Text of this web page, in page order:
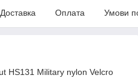
Доставка Оплата Умови
HS131 Military nylon Velcro